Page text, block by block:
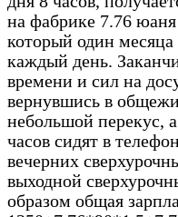
на фабрике 7.76 юаня
который один месяца
каждый день.
времени и сил на
вернувшись в
небольшой перекус,
часов сидят в
вечерних
выходной
образом общая